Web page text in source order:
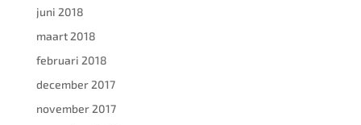
juni 2018
maart 2018
februari 2018
december 2017
november 2017